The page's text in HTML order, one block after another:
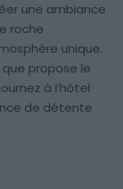
une ambiance
roche
unique.
que propose le
à l’hôtel
de détente